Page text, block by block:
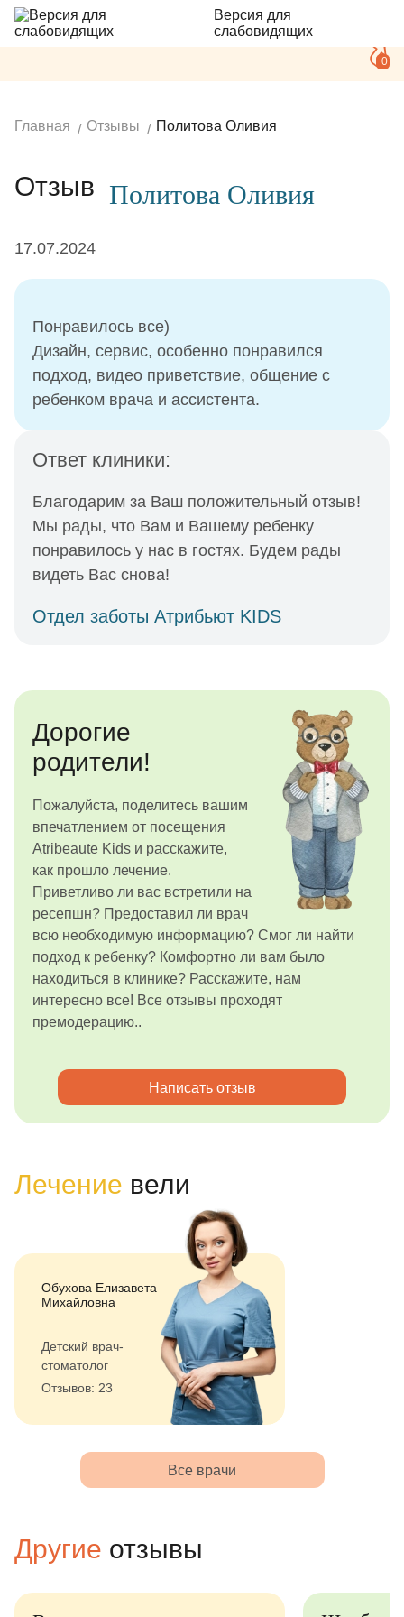
Версия для
слабовидящих
0
Главная Отзывы Политова Оливия
Отзыв Политова Оливия
17.07.2024
Понравилось все)
Дизайн, сервис, особенно понравился
подход, видео приветствие, общение с
ребенком врача и ассистента.
Ответ клиники:
Благодарим за Ваш положительный отзыв!
Мы рады, что Вам и Вашему ребенку
понравилось у нас в гостях. Будем рады
видеть Вас снова!
Отдел заботы Атрибьют KIDS
Дорогие
родители!
Пожалуйста, поделитесь вашим
впечатлением от посещения
Atribeaute Kids и расскажите,
как прошло лечение.
Приветливо ли вас встретили на
ресепшн? Предоставил ли врач
всю необходимую информацию? Смог ли найти
подход к ребенку? Комфортно ли вам было
находиться в клинике? Расскажите, нам
интересно все! Все отзывы проходят
премодерацию..
Написать отзыв
Лечение вели
Обухова Елизавета
Михайловна
Детский врач-
стоматолог
Отзывов: 23
Все врачи
Другие отзывы